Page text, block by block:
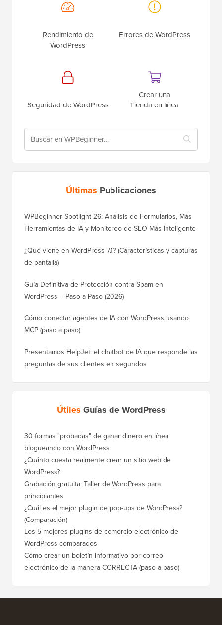
Rendimiento de
WordPress
Errores de WordPress
Seguridad de WordPress
Crear una
Tienda en línea
Últimas Publicaciones
WPBeginner Spotlight 26: Análisis de Formularios, Más
Herramientas de IA y Monitoreo de SEO Más Inteligente
¿Qué viene en WordPress 7.1? (Características y capturas
de pantalla)
Guía Definitiva de Protección contra Spam en
WordPress – Paso a Paso (2026)
Cómo conectar agentes de IA con WordPress usando
MCP (paso a paso)
Presentamos HelpJet: el chatbot de IA que responde las
preguntas de sus clientes en segundos
Útiles Guías de WordPress
30 formas "probadas" de ganar dinero en línea
blogueando con WordPress
¿Cuánto cuesta realmente crear un sitio web de
WordPress?
Grabación gratuita: Taller de WordPress para
principiantes
¿Cuál es el mejor plugin de pop-ups de WordPress?
(Comparación)
Los 5 mejores plugins de comercio electrónico de
WordPress comparados
Cómo crear un boletín informativo por correo
electrónico de la manera CORRECTA (paso a paso)